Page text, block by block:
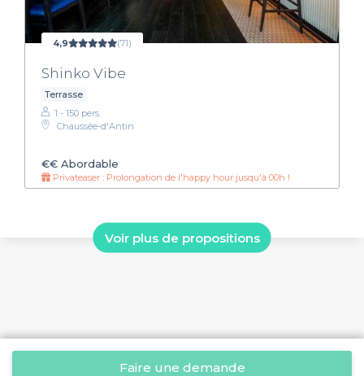
4,9 (71)
Shinko Vibe
Terrasse
1 - 150 pers.
Chaussée-d'Antin
€€ Abordable
Privateaser : Prolongation de l'happy hour jusqu'à 00h !
Voir plus de propositions
Faire une demande